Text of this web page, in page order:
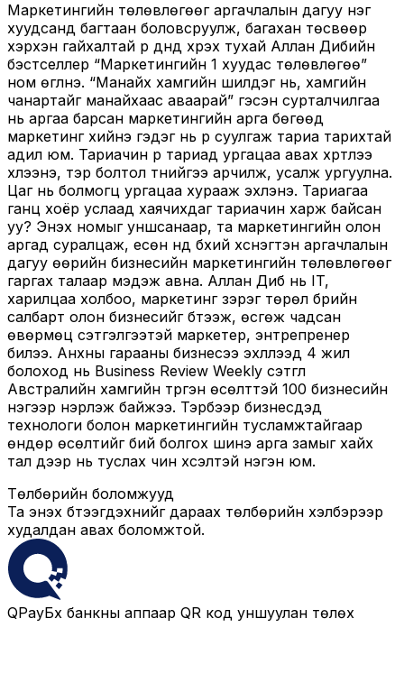
Маркетингийн төлөвлөгөөг аргачлалын дагуу нэг
хуудсанд багтаан боловсруулж, багахан төсвөөр
хэрхэн гайхалтай үр дүнд хүрэх тухай Аллан Дибийн
бэстселлер “Маркетингийн 1 хуудас төлөвлөгөө”
ном өгүүлнэ. “Манайх хамгийн шилдэг нь, хамгийн
чанартайг манайхаас аваарай” гэсэн сурталчилгаа
нь аргаа барсан маркетингийн арга бөгөөд
маркетинг хийнэ гэдэг нь үр суулгаж тариа тарихтай
адил юм. Тариачин үр тариад ургацаа авах хүртлээ
хүлээнэ, тэр болтол түүнийгээ арчилж, усалж ургуулна.
Цаг нь болмогц ургацаа хурааж эхлэнэ. Тариагаа
ганц хоёр услаад хаячихдаг тариачин харж байсан
уу? Энэхүү номыг уншсанаар, та маркетингийн олон
аргад суралцаж, есөн нүд бүхий хүснэгтэн аргачлалын
дагуу өөрийн бизнесийн маркетингийн төлөвлөгөөг
гаргах талаар мэдэж авна. Аллан Диб нь IT,
харилцаа холбоо, маркетинг зэрэг төрөл бүрийн
салбарт олон бизнесийг бүтээж, өсгөж чадсан
өвөрмөц сэтгэлгээтэй маркетер, энтрепренер
билээ. Анхны гарааны бизнесээ эхлүүлээд 4 жил
болоход нь Business Review Weekly сэтгүүл
Австралийн хамгийн түргэн өсөлттэй 100 бизнесийн
нэгээр нэрлэж байжээ. Тэрбээр бизнесүүдэд
технологи болон маркетингийн тусламжтайгаар
өндөр өсөлтийг бий болгох шинэ арга замыг хайх
тал дээр нь туслах чин хүсэлтэй нэгэн юм.
Төлбөрийн боломжууд
Та энэхүү бүтээгдэхүүнийг дараах төлбөрийн хэлбэрээр
худалдан авах боломжтой.
QPayБүх банкны аппаар QR код уншуулан төлөх